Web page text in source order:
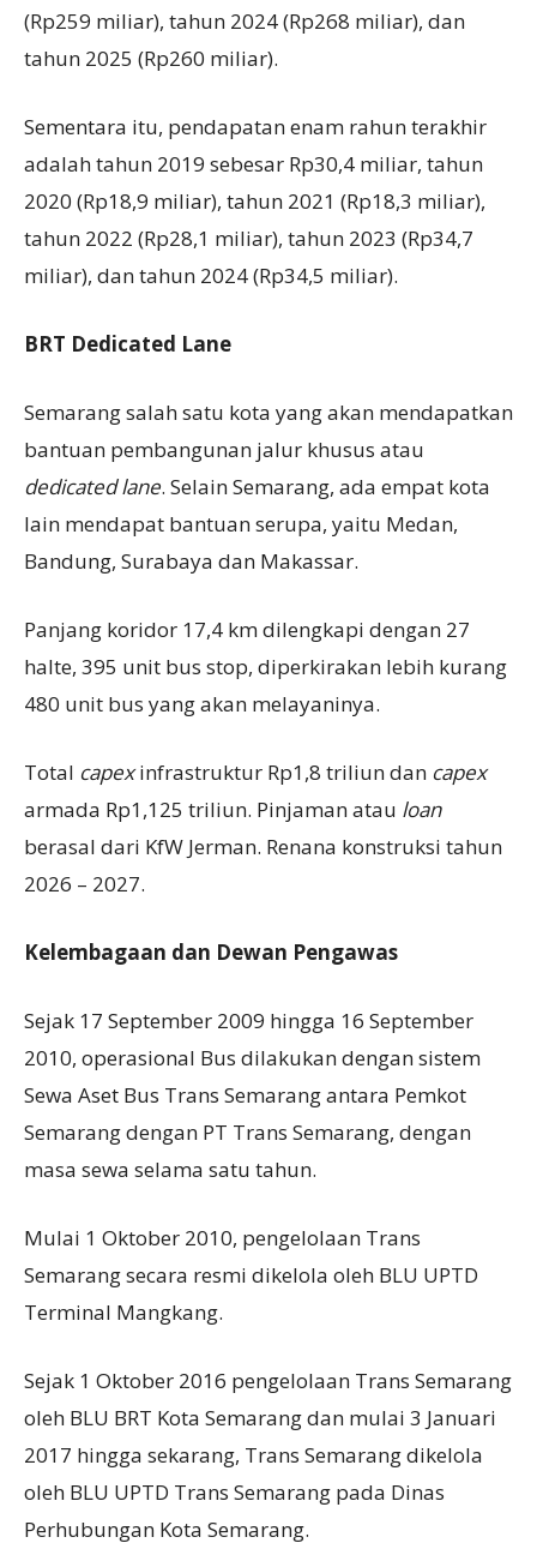
(Rp259 miliar), tahun 2024 (Rp268 miliar), dan
tahun 2025 (Rp260 miliar).
Sementara itu, pendapatan enam rahun terakhir
adalah tahun 2019 sebesar Rp30,4 miliar, tahun
2020 (Rp18,9 miliar), tahun 2021 (Rp18,3 miliar),
tahun 2022 (Rp28,1 miliar), tahun 2023 (Rp34,7
miliar), dan tahun 2024 (Rp34,5 miliar).
BRT Dedicated Lane
Semarang salah satu kota yang akan mendapatkan
bantuan pembangunan jalur khusus atau
dedicated lane. Selain Semarang, ada empat kota
lain mendapat bantuan serupa, yaitu Medan,
Bandung, Surabaya dan Makassar.
Panjang koridor 17,4 km dilengkapi dengan 27
halte, 395 unit bus stop, diperkirakan lebih kurang
480 unit bus yang akan melayaninya.
Total capexinfrastruktur Rp1,8 triliun dan capex
armada Rp1,125 triliun. Pinjaman atau loan
berasal dari KfW Jerman. Renana konstruksi tahun
2026 – 2027.
Kelembagaan dan Dewan Pengawas
Sejak 17 September 2009 hingga 16 September
2010, operasional Bus dilakukan dengan sistem
Sewa Aset Bus Trans Semarang antara Pemkot
Semarang dengan PT Trans Semarang, dengan
masa sewa selama satu tahun.
Mulai 1 Oktober 2010, pengelolaan Trans
Semarang secara resmi dikelola oleh BLU UPTD
Terminal Mangkang.
Sejak 1 Oktober 2016 pengelolaan Trans Semarang
oleh BLU BRT Kota Semarang dan mulai 3 Januari
2017 hingga sekarang, Trans Semarang dikelola
oleh BLU UPTD Trans Semarang pada Dinas
Perhubungan Kota Semarang.